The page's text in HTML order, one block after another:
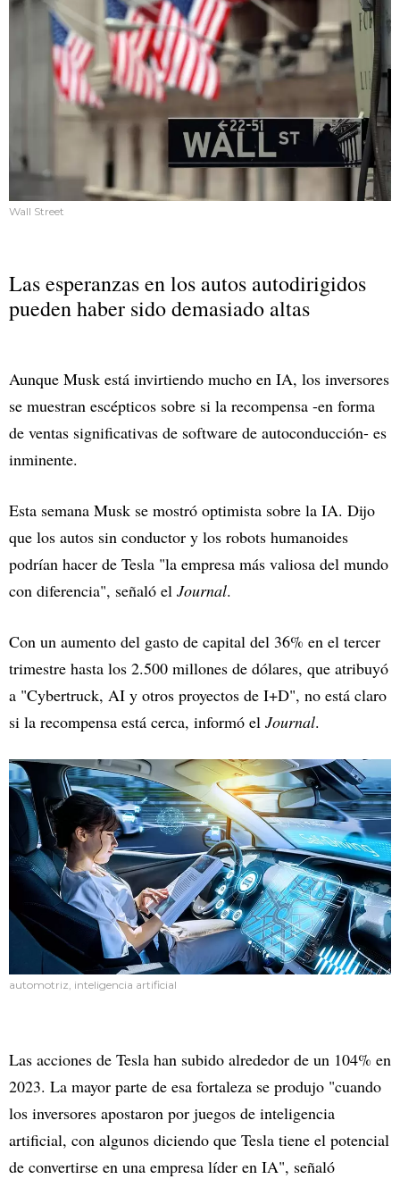
Wall Street
Las esperanzas en los autos autodirigidos
pueden haber sido demasiado altas
Aunque Musk está invirtiendo mucho en IA, los inversores
se muestran escépticos sobre si la recompensa -en forma
de ventas significativas de software de autoconducción- es
inminente.
Esta semana Musk se mostró optimista sobre la IA. Dijo
que los autos sin conductor y los robots humanoides
podrían hacer de Tesla "la empresa más valiosa del mundo
con diferencia", señaló el Journal.
Con un aumento del gasto de capital del 36% en el tercer
trimestre hasta los 2.500 millones de dólares, que atribuyó
a "Cybertruck, AI y otros proyectos de I+D", no está claro
si la recompensa está cerca, informó el Journal.
automotriz, inteligencia artificial
Las acciones de Tesla han subido alrededor de un 104% en
2023. La mayor parte de esa fortaleza se produjo "cuando
los inversores apostaron por juegos de inteligencia
artificial, con algunos diciendo que Tesla tiene el potencial
de convertirse en una empresa líder en IA", señaló